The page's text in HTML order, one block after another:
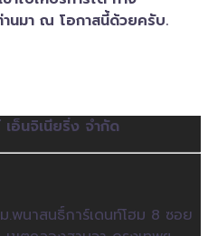
นมา ณ โอกาสนี้ด้วยครับ.
อ็นจิเนียริ่ง จำกัด
นาสนธิ์การ์เดนท์โฮม 8 ซอย